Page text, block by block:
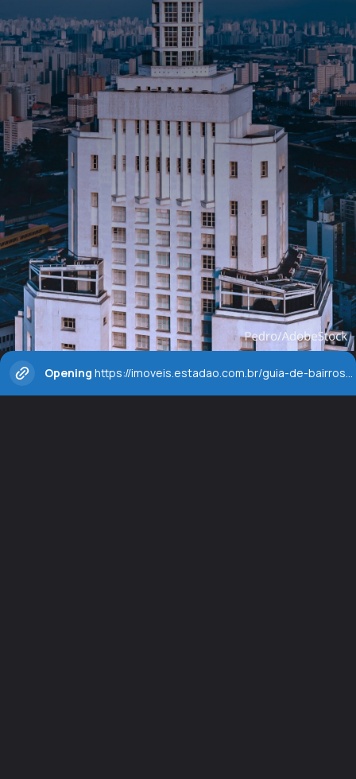
Opening https://imoveis.estadao.com.br/guia-de-bairros/sao-paulo/saiba-qual-e-o-bairro-de-sao-paulo-que-mais-vendeu-imoveis-novos-no-ano/